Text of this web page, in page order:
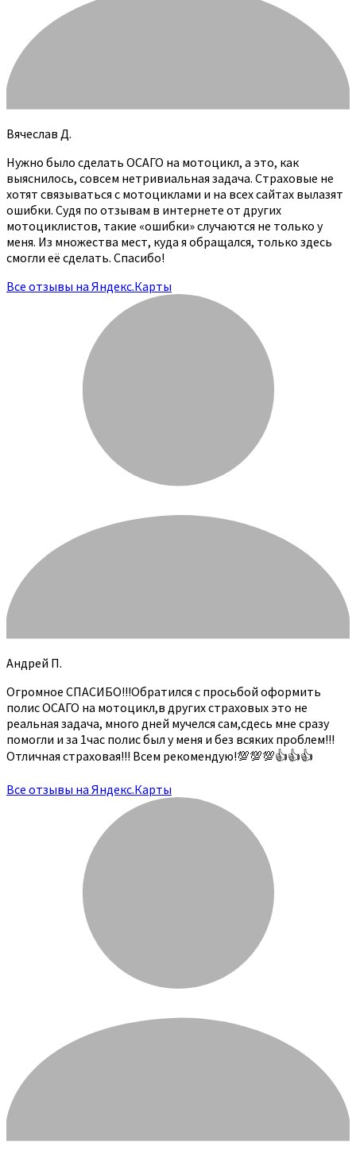
Вячеслав Д.
Нужно было сделать ОСАГО на мотоцикл, а это, как
выяснилось, совсем нетривиальная задача. Страховые не
хотят связываться с мотоциклами и на всех сайтах вылазят
ошибки. Судя по отзывам в интернете от других
мотоциклистов, такие «ошибки» случаются не только у
меня. Из множества мест, куда я обращался, только здесь
смогли её сделать. Спасибо!
Все отзывы на Яндекс.Карты
Андрей П.
Огромное СПАСИБО!!!Обратился с просьбой оформить
полис ОСАГО на мотоцикл,в других страховых это не
реальная задача, много дней мучелся сам,сдесь мне сразу
помогли и за 1час полис был у меня и без всяких проблем!!!
Отличная страховая!!! Всем рекомендую!💯💯💯👍👍👍
Все отзывы на Яндекс.Карты